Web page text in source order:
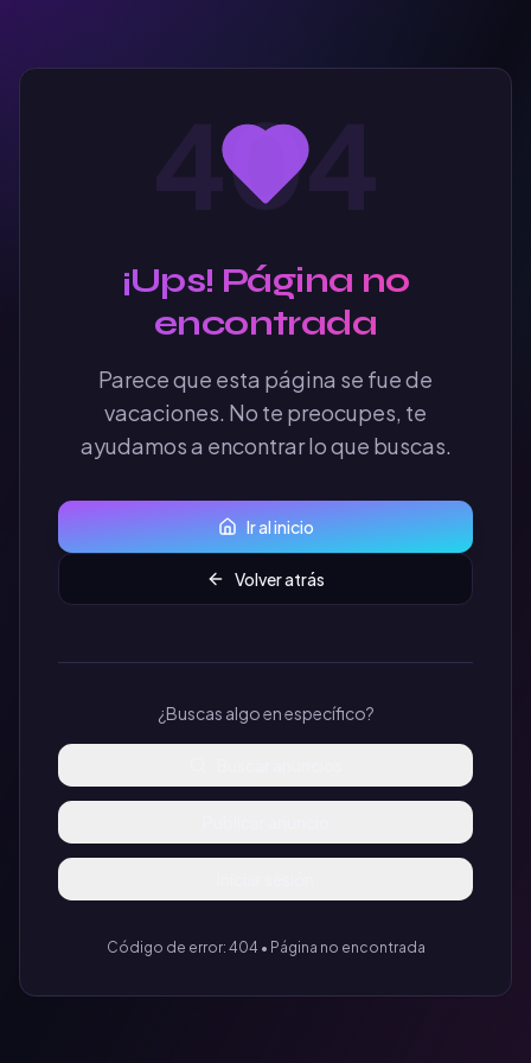
404
¡Ups! Página no
encontrada
Parece que esta página se fue de
vacaciones. No te preocupes, te
ayudamos a encontrar lo que buscas.
Ir al inicio
Volver atrás
¿Buscas algo en específico?
Código de error: 404 • Página no encontrada